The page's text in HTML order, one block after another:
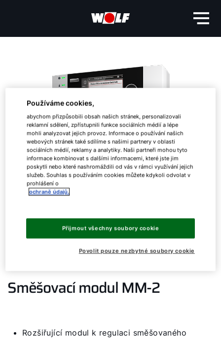
Směšovací modul MM-2
Rozšiřující modul k regulaci směšovaného
Dobrý den!
Kontaktní formulář
Používáme cookies,
abychom přizpůsobili obsah našich stránek, personalizovali
reklamní sdělení, zpřístupnili funkce sociálních médií a lépe
mohli analyzovat jejich provoz. Informace o používání našich
webových stránek také sdílíme s našimi partnery v oblasti
sociálních médií, reklamy a analytiky. Naši partneři mohou tyto
informace kombinovat s dalšími informacemi, které jste jim
poskytli nebo které nashromáždili od vás v rámci využívání jejich
služeb. Souhlas s používáním cookies můžete kdykoli odvolat v
prohlášení o
ochraně údajů.
Povolit pouze nezbytné soubory cookie
Přijmout všechny soubory cookie